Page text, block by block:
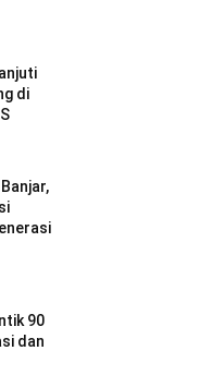
di
90
dan